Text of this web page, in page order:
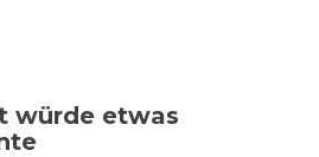
würde etwas